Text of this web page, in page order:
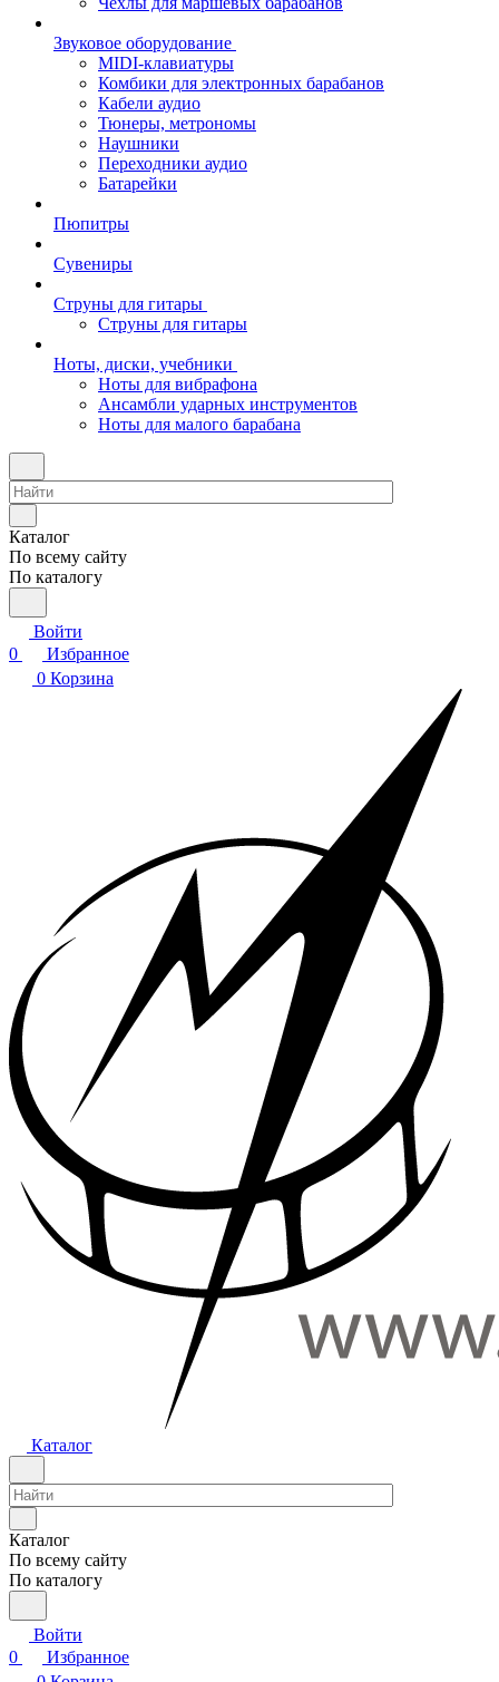
Звуковое оборудование
MIDI-клавиатуры
Комбики для электронных барабанов
Кабели аудио
Тюнеры, метрономы
Наушники
Переходники аудио
Батарейки
Пюпитры
Сувениры
Струны для гитары
Струны для гитары
Ноты, диски, учебники
Ноты для вибрафона
Ансамбли ударных инструментов
Ноты для малого барабана
Каталог
По всему сайту
По каталогу
Войти
0
Избранное
0 Корзина
Каталог
Каталог
По всему сайту
По каталогу
Войти
0
Избранное